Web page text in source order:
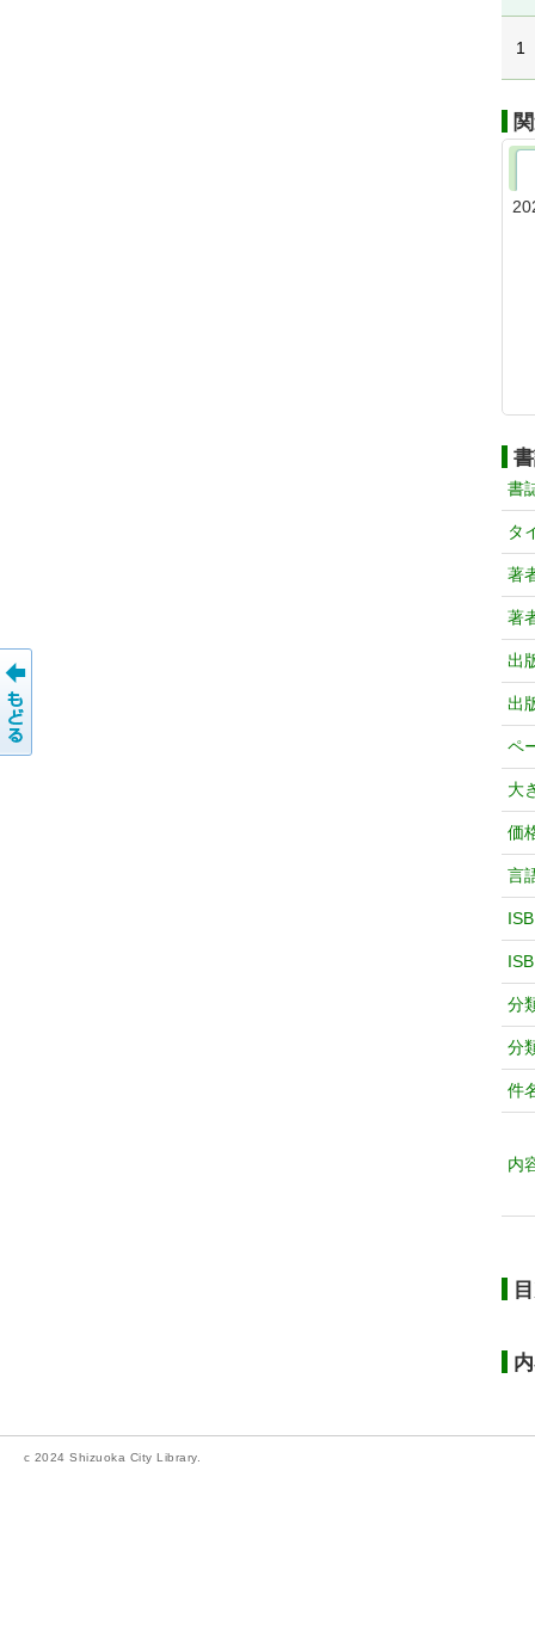
1
書
タ
著
著
出
出
ペ
大
価
言
分
分
件
内
c 2024 Shizuoka City Library.